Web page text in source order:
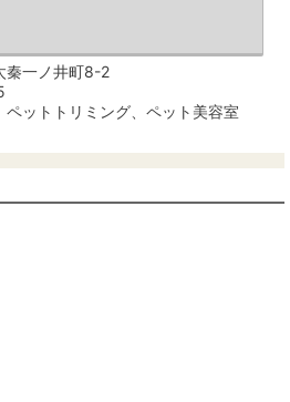
秦一ノ井町8-2
ペットトリミング、ペット美容室